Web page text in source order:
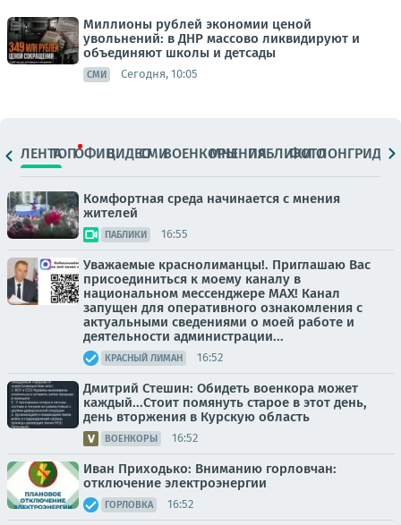
Миллионы рублей экономии ценой
увольнений: в ДНР массово ликвидируют и
объединяют школы и детсады
СМИ Сегодня, 10:05
ЛЕНТАТОПОФИЦ.ВИДЕОСМИВОЕНКОРЫМНЕНИЯПАБЛИКИ
ФОТОЛОНГРИДЫ
Комфортная среда начинается с мнения
жителей
ПАБЛИКИ 16:55
Уважаемые краснолиманцы!. Приглашаю Вас
присоединиться к моему каналу в
национальном мессенджере MAX! Канал
запущен для оперативного ознакомления с
актуальными сведениями о моей работе и
деятельности администрации...
КРАСНЫЙ ЛИМАН 16:52
Дмитрий Стешин: Обидеть военкора может
каждый...Стоит помянуть старое в этот день,
день вторжения в Курскую область
ВОЕНКОРЫ 16:52
Иван Приходько: Вниманию горловчан:
отключение электроэнергии
ГОРЛОВКА 16:52